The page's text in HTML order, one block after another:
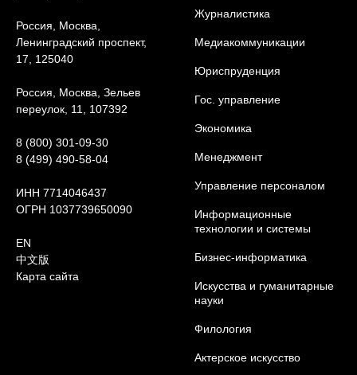
Россия, Москва,
Ленинградский проспект,
17, 125040
Россия, Москва, Зельев
переулок, 11, 107392
8 (800) 301-09-30
8 (499) 490-58-04
ИНН 7714046437
ОГРН 1037739650090
EN
中文版
Карта сайта
Журналистика
Медиакоммуникации
Юриcпруденция
Гос. управление
Экономика
Менеджмент
Управление персоналом
Информационные
технологии и системы
Бизнес-информатика
Искусства и гуманитарные
науки
Филология
Актерское искусство